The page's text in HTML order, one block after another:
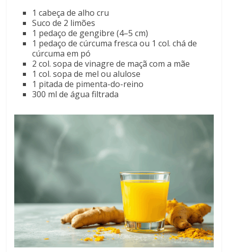
1 cabeça de alho cru
Suco de 2 limões
1 pedaço de gengibre (4–5 cm)
1 pedaço de cúrcuma fresca ou 1 col. chá de
cúrcuma em pó
2 col. sopa de vinagre de maçã com a mãe
1 col. sopa de mel ou alulose
1 pitada de pimenta-do-reino
300 ml de água filtrada